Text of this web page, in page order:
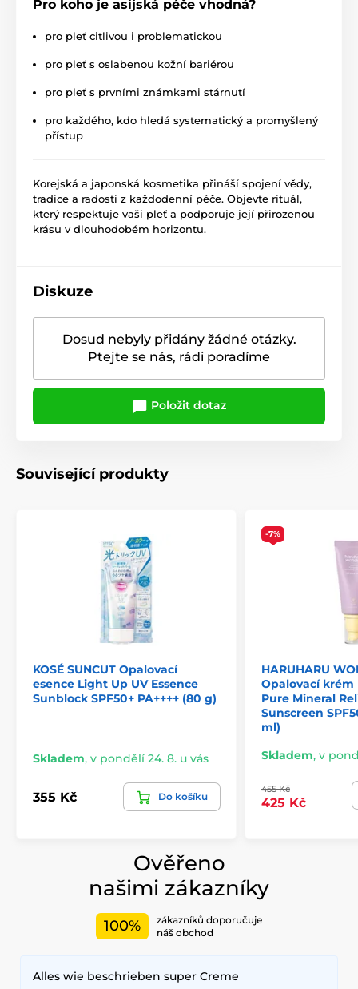
Pro koho je asijská péče vhodná?
pro pleť citlivou i problematickou
pro pleť s oslabenou kožní bariérou
pro pleť s prvními známkami stárnutí
pro každého, kdo hledá systematický a promyšlený
přístup
Korejská a japonská kosmetika přináší spojení vědy,
tradice a radosti z každodenní péče. Objevte rituál,
který respektuje vaši pleť a podporuje její přirozenou
krásu v dlouhodobém horizontu.
Diskuze
Dosud nebyly přidány žádné otázky.
Ptejte se nás, rádi poradíme
Položit dotaz
Související produkty
KOSÉ SUNCUT Opalovací
esence Light Up UV Essence
Sunblock SPF50+ PA++++ (80 g)
Skladem, v pondělí 24. 8. u vás
355 Kč Do košíku
-7%
HARUHARU
Opalovací krém
Pure Mineral
Sunscreen
ml)
Skladem, v
455 Kč
425 Kč
Ověřeno
našimi zákazníky
100%
zákazníků doporučuje
náš obchod
Alles wie beschrieben super Creme